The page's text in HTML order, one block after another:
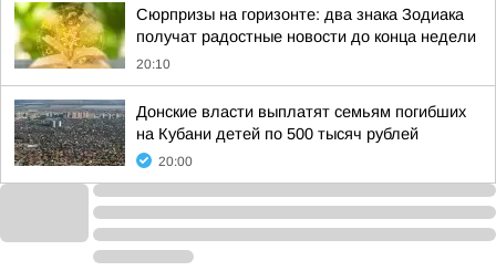
Сюрпризы на горизонте: два знака Зодиака
получат радостные новости до конца недели
20:10
Донские власти выплатят семьям погибших
на Кубани детей по 500 тысяч рублей
20:00